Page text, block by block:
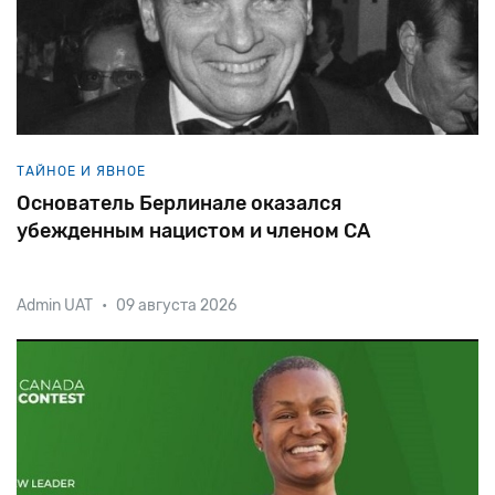
ТАЙНОЕ И ЯВНОЕ
Основатель Берлинале оказался
убежденным нацистом и членом СА
В 1950 году уроженец Белоруссии, кинооператор и
офицер армии США еврей Оскар Мортай лоббировал
перед американской военной администрацией
идею учреждения Берлинского международного
кинофестиваля. Решение было положитель
Admin UAT • 09 августа 2026